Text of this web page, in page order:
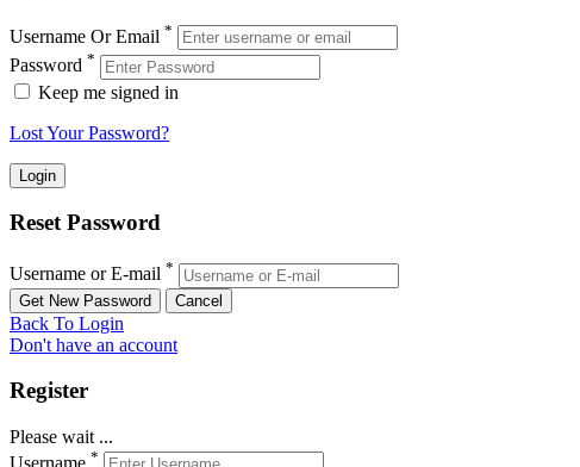
Username Or Email *
Password *
Keep me signed in
Lost Your Password?
Reset Password
Username or E-mail *
Back To Login
Don't have an account
Register
Please wait ...
*